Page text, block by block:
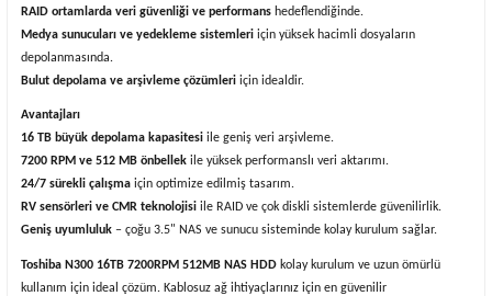
RAID ortamlarda veri güvenliği ve performans hedeflendiğinde.
Medya sunucuları ve yedekleme sistemleri için yüksek hacimli dosyaların
depolanmasında.
Bulut depolama ve arşivleme çözümleri için idealdir.
Avantajları
16 TB büyük depolama kapasitesi ile geniş veri arşivleme.
7200 RPM ve 512 MB önbellek ile yüksek performanslı veri aktarımı.
24/7 sürekli çalışma için optimize edilmiş tasarım.
RV sensörleri ve CMR teknolojisi ile RAID ve çok diskli sistemlerde güvenilirlik.
Geniş uyumluluk – çoğu 3.5" NAS ve sunucu sisteminde kolay kurulum sağlar.
Toshiba N300 16TB 7200RPM 512MB NAS HDD kolay kurulum ve uzun ömürlü
kullanım için ideal çözüm. Kablosuz ağ ihtiyaçlarınız için en güvenilir